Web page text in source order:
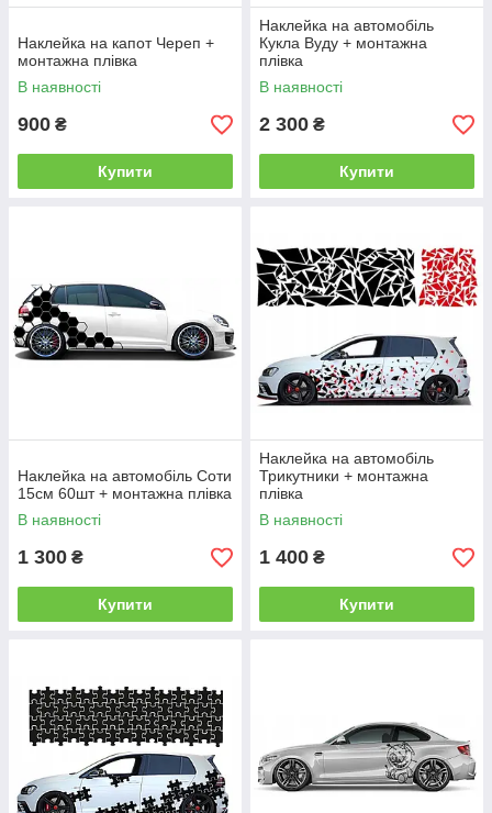
Наклейка на капот Череп +
монтажна плівка
В наявності
900 ₴
Купити
Наклейка на автомобіль
Кукла Вуду + монтажна
плівка
В наявності
2 300 ₴
Купити
Наклейка на автомобіль Соти
15см 60шт + монтажна плівка
В наявності
1 300 ₴
Купити
Наклейка на автомобіль
Трикутники + монтажна
плівка
В наявності
1 400 ₴
Купити